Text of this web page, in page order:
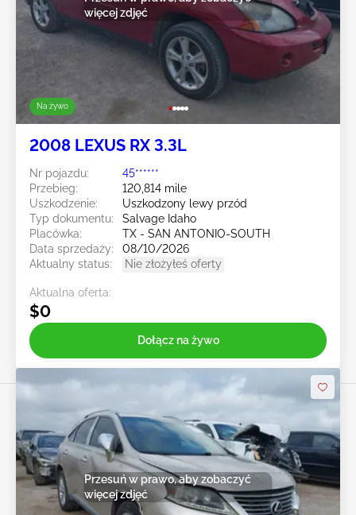
Na żywo
więcej zdjęć
2008 LEXUS RX 3.3L
Nr pojazdu:
45******
Przebieg:
120,814 mile
Uszkodzenie:
Uszkodzony lewy przód
Typ dokumentu:
Salvage Idaho
Placówka:
TX - SAN ANTONIO-SOUTH
Data sprzedaży:
08/10/2026
Aktualny status:
Nie złożyłeś oferty
Aktualna oferta:
$0
Dołącz na żywo
Przesuń w prawo, aby zobaczyć
więcej zdjęć